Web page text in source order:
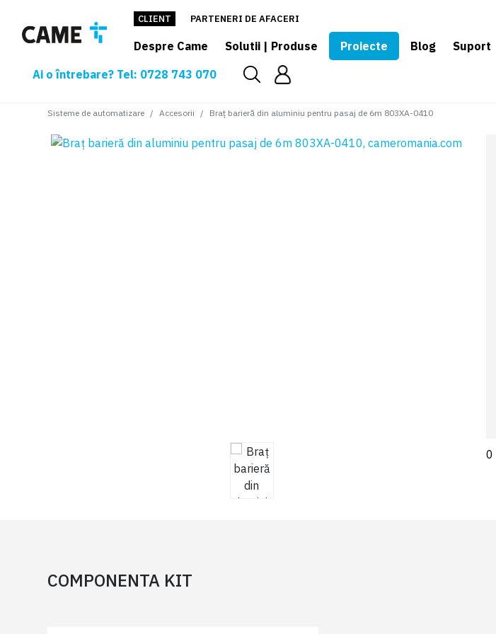
CLIENT PARTENERI DE AFACERI
Despre Came Solutii | Produse Proiecte Blog Suport
Ai o întrebare? Tel: 0728 743 070
Sisteme de automatizare Accesorii Braț barieră din aluminiu pentru pasaj de 6m 803XA-0410
0
COMPONENTA KIT